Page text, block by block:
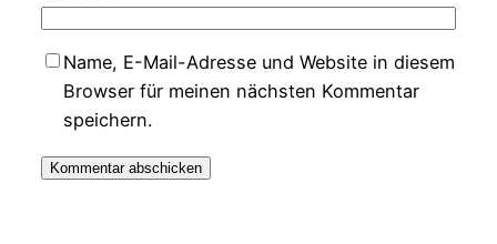
Name, E-Mail-Adresse und Website in diesem
Browser für meinen nächsten Kommentar
speichern.